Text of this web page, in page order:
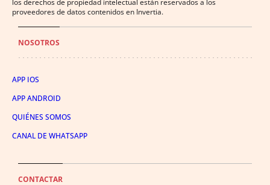
proveedores de datos contenidos en Invertia.
NOSOTROS
APP IOS
APP ANDROID
QUIÉNES SOMOS
CANAL DE WHATSAPP
CONTACTAR